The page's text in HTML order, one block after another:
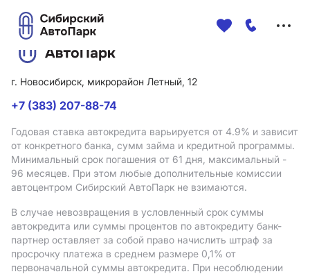
г. Новосибирск, микрорайон Летный, 12
+7 (383) 207-88-74
Годовая ставка автокредита варьируется от 4.9% и зависит
от конкретного банка, сумм займа и кредитной программы.
Минимальный срок погашения от 61 дня, максимальный -
96 месяцев. При этом любые дополнительные комиссии
автоцентром Сибирский АвтоПарк не взимаются.
В случае невозвращения в условленный срок суммы
автокредита или суммы процентов по автокредиту банк-
партнер оставляет за собой право начислить штраф за
просрочку платежа в среднем размере 0,1% от
первоначальной суммы автокредита. При несоблюдении